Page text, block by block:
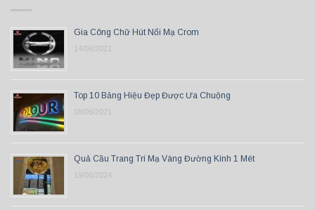
Gia Công Chữ Hút Nổi Mạ Crom
14/06/2021
Top 10 Bảng Hiệu Đẹp Được Ưa Chuộng
08/06/2021
Quả Cầu Trang Trí Mạ Vàng Đường Kính 1 Mét
19/06/2024